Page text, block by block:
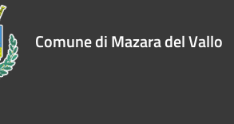
Comune di Mazara del Vallo